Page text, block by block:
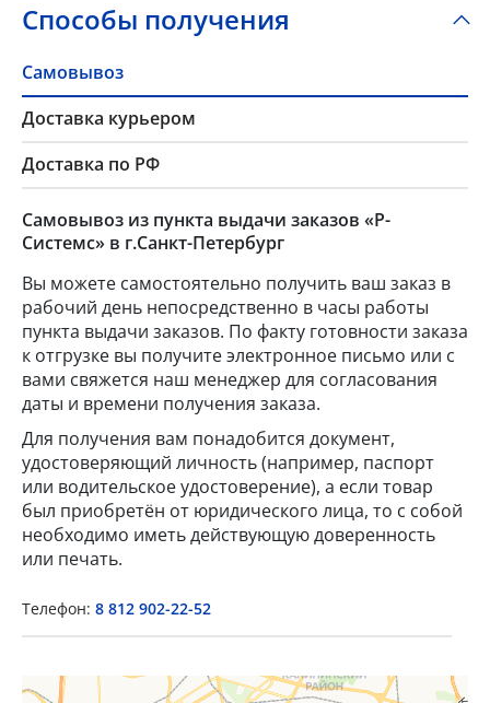
Способы получения
Самовывоз
Доставка курьером
Доставка по РФ
Самовывоз из пункта выдачи заказов «Р-
Системс» в г.Санкт-Петербург
Вы можете самостоятельно получить ваш заказ в
рабочий день непосредственно в часы работы
пункта выдачи заказов. По факту готовности заказа
к отгрузке вы получите электронное письмо или с
вами свяжется наш менеджер для согласования
даты и времени получения заказа.
Для получения вам понадобится документ,
удостоверяющий личность (например, паспорт
или водительское удостоверение), а если товар
был приобретён от юридического лица, то с собой
необходимо иметь действующую доверенность
или печать.
Телефон: 8 812 902-22-52